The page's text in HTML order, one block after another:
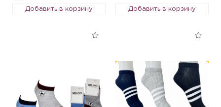
Добавить в корзину Добавить в корзину